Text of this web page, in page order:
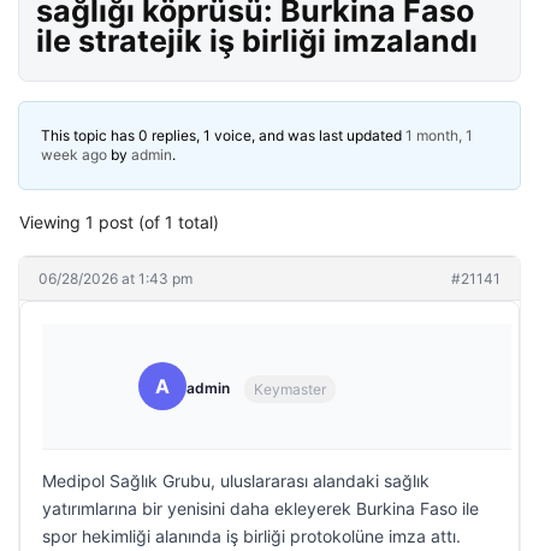
sağlığı köprüsü: Burkina Faso
ile stratejik iş birliği imzalandı
This topic has 0 replies, 1 voice, and was last updated 1 month, 1
week ago by admin.
Viewing 1 post (of 1 total)
06/28/2026 at 1:43 pm #21141
A admin Keymaster
Medipol Sağlık Grubu, uluslararası alandaki sağlık
yatırımlarına bir yenisini daha ekleyerek Burkina Faso ile
spor hekimliği alanında iş birliği protokolüne imza attı.